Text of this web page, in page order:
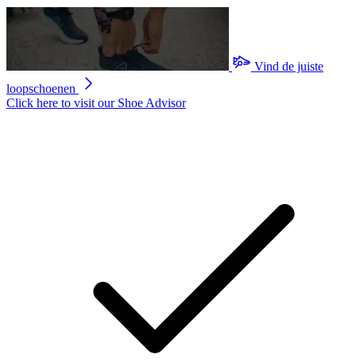
Vind de juiste
loopschoenen
Click here to visit our Shoe Advisor